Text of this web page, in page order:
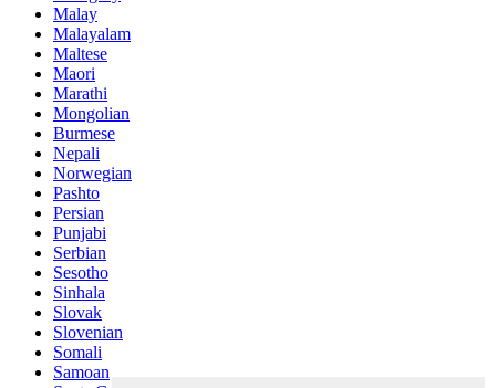
Malay
Malayalam
Maltese
Maori
Marathi
Mongolian
Burmese
Nepali
Norwegian
Pashto
Persian
Punjabi
Serbian
Sesotho
Sinhala
Slovak
Slovenian
Somali
Samoan